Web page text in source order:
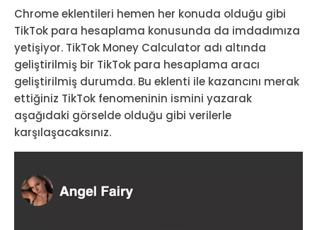
Chrome eklentileri hemen her konuda olduğu gibi
TikTok para hesaplama konusunda da imdadımıza
yetişiyor. TikTok Money Calculator adı altında
geliştirilmiş bir TikTok para hesaplama aracı
geliştirilmiş durumda. Bu eklenti ile kazancını merak
ettiğiniz TikTok fenomeninin ismini yazarak
aşağıdaki görselde olduğu gibi verilerle
karşılaşacaksınız.